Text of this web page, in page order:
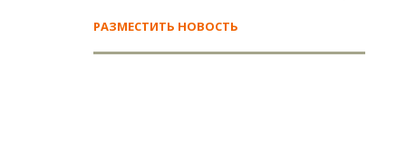
РАЗМЕСТИТЬ НОВОСТЬ